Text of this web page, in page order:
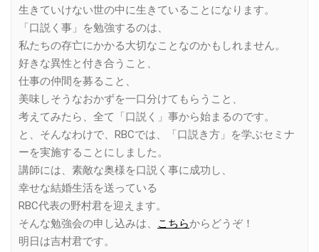
生きていけない世の中に生きていることになります。
「口説く事」を勉強するのは、
私たちの存亡にかかる大切なことなのかもしれません。
好きな異性と付き合うこと、
仕事の仲間を募ること、
美味しそうなおかずを一口分けてもらうこと、
考えてみたら、全て「口説く」事から始まるのです。
と、そんなわけで、RBCでは、「口説き方」を学ぶセミナ
ーを実施することにしました。
講師には、素敵な奥様を口説く事に成功し、
幸せな結婚生活を送っている
RBC代表の野村君を迎えます。
そんな勉強会の申し込みは、
こちらからどうぞ！
明日は吉村君です。